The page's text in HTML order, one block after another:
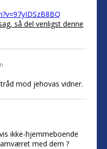
så del venligst denne
mod jehovas vidner.
ikke-hjemmeboende
med dem ?